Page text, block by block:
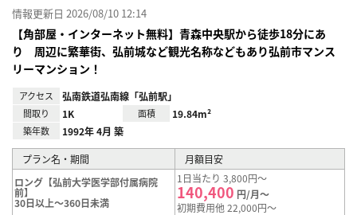
情報更新日 2026/08/10 12:14
【角部屋・インターネット無料】青森中央駅から徒歩18分にあ
り 周辺に繁華街、弘前城など観光名称などもあり弘前市マンス
リーマンション！
アクセス 弘南鉄道弘南線「弘前駅」
間取り 1K 面積 19.84m²
築年数 1992年 4月 築
プラン名・期間
月額目安
ロング【弘前大学医学部付属病院
前】
30日以上～360日未満
1日当たり 3,800円～
140,400 円/月～
初期費用他 22,000円～